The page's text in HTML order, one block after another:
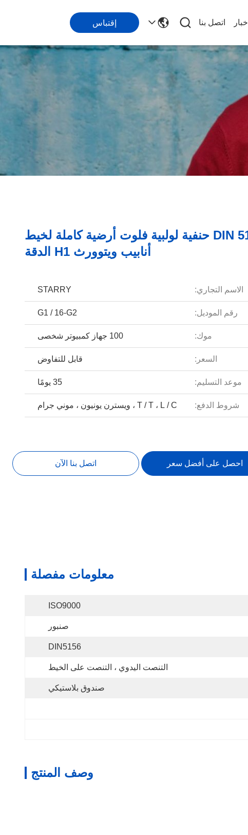
أخبار اتصل بنا إقتباس
DIN 5156 حنفية لولبية فلوت أرضية كاملة لخيط
أنابيب ويتوورث H1 الدقة
الاسم التجاري: STARRY
رقم الموديل: G1 / 16-G2
موك: 100 جهاز كمبيوتر شخصى
السعر: قابل للتفاوض
موعد التسليم: 35 يومًا
شروط الدفع: T / T ، L / C ، ويسترن يونيون ، موني جرام
احصل على أفضل سعر اتصل بنا الآن
معلومات مفصلة
ISO9000
صنبور
DIN5156
التنصت اليدوي ، التنصت على الخيط
صندوق بلاستيكي
وصف المنتج